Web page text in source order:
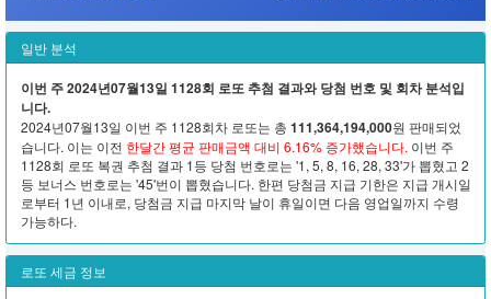
일반 분석
이번 주 2024년07월13일 1128회 로또 추첨 결과와 당첨 번호 및 회차 분석입
니다.
2024년07월13일 이번 주 1128회차 로또는 총 111,364,194,000원 판매되었
습니다. 이는 이전 한달간 평균 판매금액 대비 6.16% 증가했습니다. 이번 주
1128회 로또 복권 추첨 결과 1등 당첨 번호로는 '1, 5, 8, 16, 28, 33'가 뽑혔고 2
등 보너스 번호로는 '45'번이 뽑혔습니다. 한편 당첨금 지급 기한은 지급 개시일
로부터 1년 이내로, 당첨금 지급 마지막 날이 휴일이면 다음 영업일까지 수령
가능하다.
로또 세금 정보